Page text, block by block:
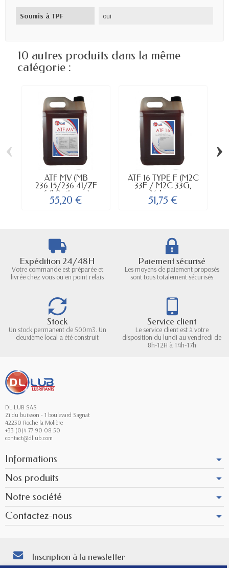
Soumis à TPF oui
10 autres produits dans la même
catégorie :
ATF MV (MB
236.15/236.41/ZF
6,8,9 vitesses)
55,20 €
ATF 16 TYPE F (M2C
33F / M2C 33G,
Volvo...
51,75 €
‹ ›
Expédition 24/48H
Votre commande est préparée et
livrée chez vous ou en point relais
Paiement sécurisé
Les moyens de paiement proposés
sont tous totalement sécurisés
Stock
Un stock permanent de 500m3. Un
deuxième local a été construit
Service client
Le service client est à votre
disposition du lundi au vendredi de
8h-12H à 14h-17h
DL LUB SAS
Zi du buisson - 1 boulevard Sagnat
42230 Roche la Molière
+33 (0)4 77 90 08 50
contact@dllub.com
Informations
Nos produits
Notre société
Contactez-nous
Inscription à la newsletter